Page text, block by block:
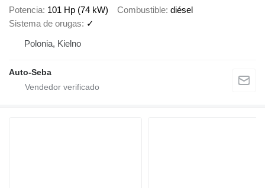
Potencia 101 Hp (74 kW) Combustible diésel
Sistema de orugas
✓
Polonia, Kielno
Auto-Seba